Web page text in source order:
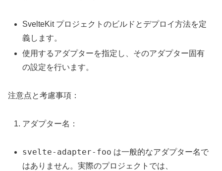
SvelteKit プロジェクトのビルドとデプロイ方法を定
義します。
使用するアダプターを指定し、そのアダプター固有
の設定を行います。
注意点と考慮事項：
アダプター名：
svelte-adapter-foo は一般的なアダプター名で
はありません。実際のプロジェクトでは、